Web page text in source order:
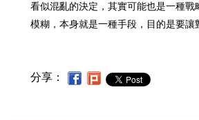
看似混亂的決定，其實可能也是一種
模糊，本身就是一種手段，目的是要讓
分享：